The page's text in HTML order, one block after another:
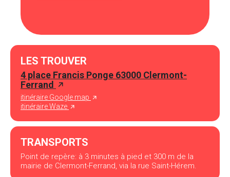
LES TROUVER
4 place Francis Ponge 63000 Clermont-
Ferrand
itinéraire Google map
itinéraire Waze
TRANSPORTS
Point de repère: à 3 minutes à pied et 300 m de la
mairie de Clermont-Ferrand, via la rue Saint-Hérem.